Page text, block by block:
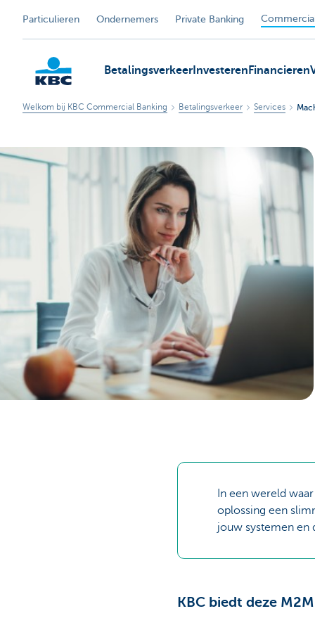
Particulieren Ondernemers Private Banking
KBC
Corporate
Betalingsverkeer Investeren Financieren
Welkom bij KBC Commercial Banking Betalingsverkeer Services
In een wereld
oplossing een
jouw systemen en
KBC biedt deze